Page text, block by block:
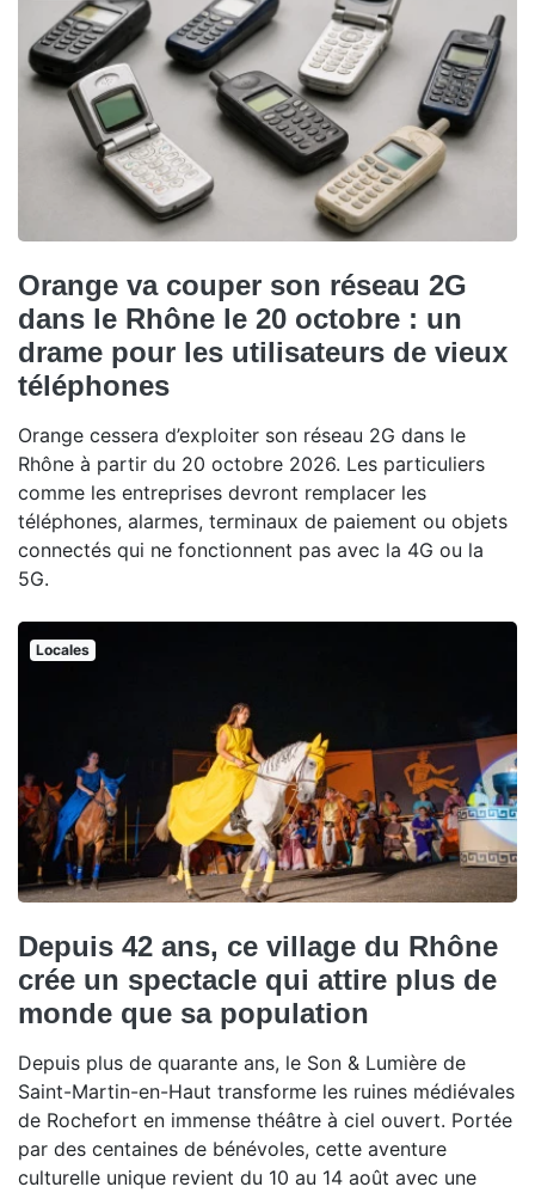
Orange va couper son réseau 2G
dans le Rhône le 20 octobre : un
drame pour les utilisateurs de vieux
téléphones
Orange cessera d’exploiter son réseau 2G dans le
Rhône à partir du 20 octobre 2026. Les particuliers
comme les entreprises devront remplacer les
téléphones, alarmes, terminaux de paiement ou objets
connectés qui ne fonctionnent pas avec la 4G ou la
5G.
Locales
Depuis 42 ans, ce village du Rhône
crée un spectacle qui attire plus de
monde que sa population
Depuis plus de quarante ans, le Son & Lumière de
Saint-Martin-en-Haut transforme les ruines médiévales
de Rochefort en immense théâtre à ciel ouvert. Portée
par des centaines de bénévoles, cette aventure
culturelle unique revient du 10 au 14 août avec une